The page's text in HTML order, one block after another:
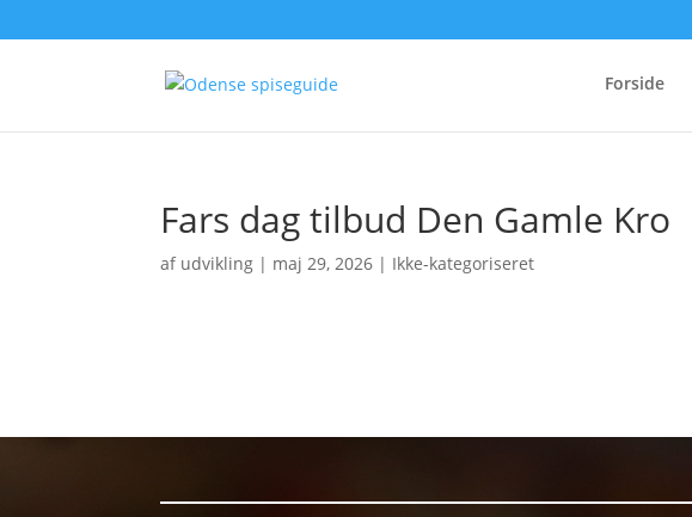
Forside
Fars dag tilbud Den Gamle Kro
af udvikling | maj 29, 2026 | Ikke-kategoriseret